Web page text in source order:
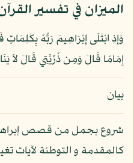
الميزان في تفسير
وَإِذِ ابْتَلَى إِبْرَاهِيمَ رَبُّهُ
إِمَامًا قَالَ وَمِن ذُرِّيَّتِي قَالَ لاَ
بيان
شروع بجمل من قصص
كالمقدمة و التوطئة لآيات